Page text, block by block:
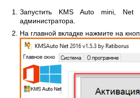
Запустить KMS Auto mini,
администратора.
На главной вкладке нажмите на